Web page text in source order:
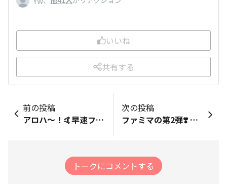
いいね
共有する
前の投稿
アロハ〜！🤙早速ファミマで"マラサダ［マカダミアチョコホイップ］"、"マカダミアナッツソースのパンケーキ" 、"ライオンコーヒー［バニラマカダミアカフェオレ］" をゲットしました。ハワイ🌺気分で美味しかったです！情報ありがとうございました！☺️ マハロ〜🌈
次の投稿
ファミマの第2弾❣️ パンケーキ🥞もコーヒーも美味しい😋
トークにコメントする